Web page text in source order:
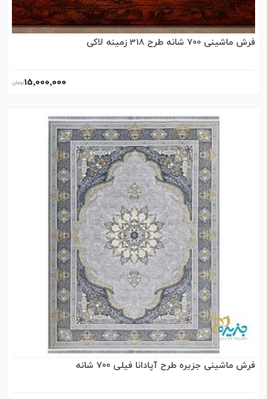
فرش ماشینی 700 شانه طرح 318 زمینه لاکی
15٬000٬000
فرش ماشینی جزیره طرح آپادانا فیلی 700 شانه